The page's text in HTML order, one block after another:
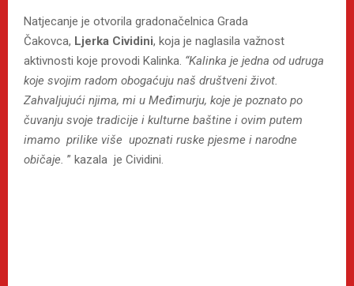
Natjecanje je otvorila gradonačelnica Grada
Čakovca, Ljerka Cividini, koja je naglasila važnost
aktivnosti koje provodi Kalinka. “Kalinka je jedna od udruga
koje svojim radom obogaćuju naš društveni život.
Zahvaljujući njima, mi u Međimurju, koje je poznato po
čuvanju svoje tradicije i kulturne baštine i ovim putem
imamo prilike više upoznati ruske pjesme i narodne
običaje. ” kazala je Cividini.